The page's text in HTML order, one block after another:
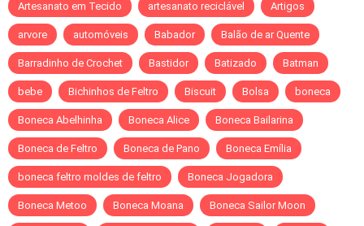
Artesanato em Tecido artesanato reciclável Artigos
arvore automóveis Babador Balão de ar Quente
Barradinho de Crochet Bastidor Batizado Batman
bebe Bichinhos de Feltro Biscuit Bolsa boneca
Boneca Abelhinha Boneca Alice Boneca Bailarina
Boneca de Feltro Boneca de Pano Boneca Emília
boneca feltro moldes de feltro Boneca Jogadora
Boneca Metoo Boneca Moana Boneca Sailor Moon